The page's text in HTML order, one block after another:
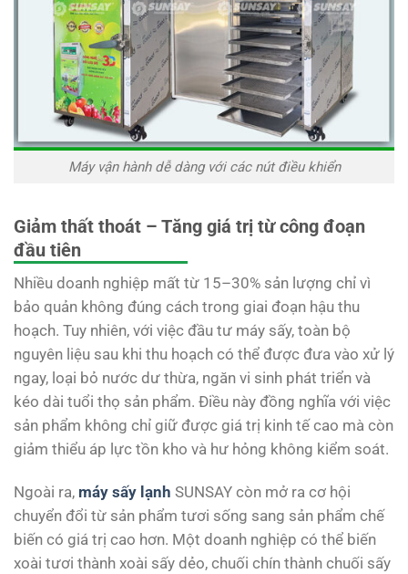
Máy vận hành dễ dàng với các nút điều khiển
Giảm thất thoát – Tăng giá trị từ công đoạn
đầu tiên
Nhiều doanh nghiệp mất từ 15–30% sản lượng chỉ vì
bảo quản không đúng cách trong giai đoạn hậu thu
hoạch. Tuy nhiên, với việc đầu tư máy sấy, toàn bộ
nguyên liệu sau khi thu hoạch có thể được đưa vào xử lý
ngay, loại bỏ nước dư thừa, ngăn vi sinh phát triển và
kéo dài tuổi thọ sản phẩm. Điều này đồng nghĩa với việc
sản phẩm không chỉ giữ được giá trị kinh tế cao mà còn
giảm thiểu áp lực tồn kho và hư hỏng không kiểm soát.
Ngoài ra, máy sấy lạnh SUNSAY còn mở ra cơ hội
chuyển đổi từ sản phẩm tươi sống sang sản phẩm chế
biến có giá trị cao hơn. Một doanh nghiệp có thể biến
xoài tươi thành xoài sấy dẻo, chuối chín thành chuối sấy